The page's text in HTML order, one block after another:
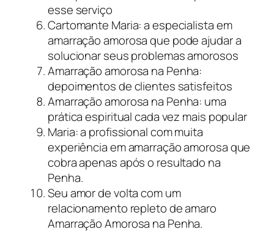
esse serviço
Cartomante Maria: a especialista em
amarração amorosa que pode ajudar a
solucionar seus problemas amorosos
Amarração amorosa na Penha:
depoimentos de clientes satisfeitos
Amarração amorosa na Penha: uma
prática espiritual cada vez mais popular
Maria: a profissional com muita
experiência em amarração amorosa que
cobra apenas após o resultado na
Penha.
Seu amor de volta com um
relacionamento repleto de amaro
Amarração Amorosa na Penha.